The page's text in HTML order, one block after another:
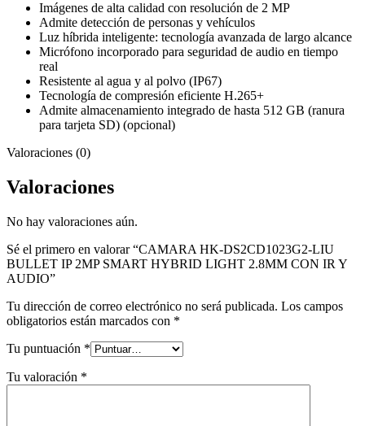
Imágenes de alta calidad con resolución de 2 MP
Admite detección de personas y vehículos
Luz híbrida inteligente: tecnología avanzada de largo alcance
Micrófono incorporado para seguridad de audio en tiempo
real
Resistente al agua y al polvo (IP67)
Tecnología de compresión eficiente H.265+
Admite almacenamiento integrado de hasta 512 GB (ranura
para tarjeta SD) (opcional)
Valoraciones (0)
Valoraciones
No hay valoraciones aún.
Sé el primero en valorar “CAMARA HK-DS2CD1023G2-LIU
BULLET IP 2MP SMART HYBRID LIGHT 2.8MM CON IR Y
AUDIO”
Tu dirección de correo electrónico no será publicada. Los campos
obligatorios están marcados con *
Tu puntuación *
Tu valoración *